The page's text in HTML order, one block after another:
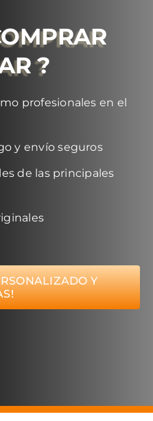
?
profesionales en el
y envío seguros
de las principales
Y